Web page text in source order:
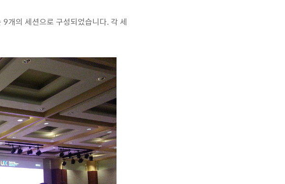
개의 세션으로 구성되었습니다. 각 세